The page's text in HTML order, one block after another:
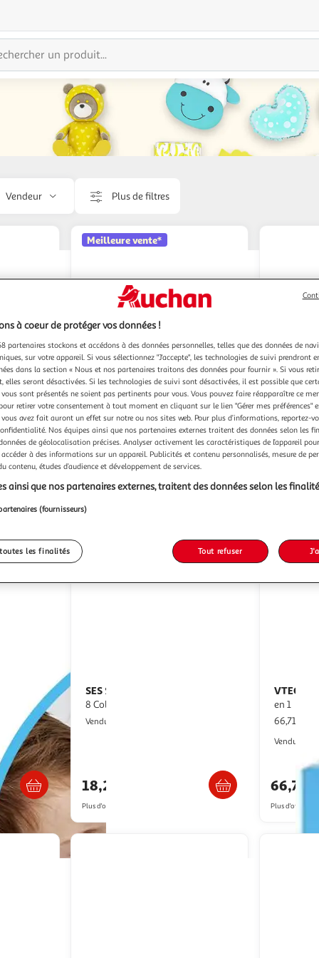
Vendeur Plus de filtres
magasin
Meilleure vente*
VTECHLéon Petit Poisson à
chansons
16,99€ / pce
Vendu parAuchan
Retrait 1h en magasin
16,99€
VTECHMaxi Coffret De bain Multi
activités
32,59€ /
Vendu par
32,59€
4/5 jours
SESSES Tiny Talents Bath Chalk -
8 Colors 13050
Vendu par
18,23€
Plus d'offres à partir de
VTECH
en 1
66,71€ /
Vendu par
66,71€
Plus d'offres à
à coeur de protéger vos données !
partenaires stockons et accédons à des données personnelles, telles que des données de
sur votre appareil. Si vous sélectionnez "J'accepte", les technologies de suivi prendront
dans la section « Nous et nos partenaires traitons des données pour fournir ». Si vous
elles seront désactivées. Si les technologies de suivi sont désactivées, il est possible que
sont présentés ne soient pas pertinents pour vous. Vous pouvez faire réapparaître ce
retirer votre consentement à tout moment en cliquant sur le lien "Gérer mes préférences"
vous avez fait auront un effet sur notre ou nos sites web. Pour plus d’informations, reportez-
Nos équipes ainsi que nos partenaires externes traitent des données selon les
de géolocalisation précises. Analyser activement les caractéristiques de l’appareil
à des informations sur un appareil. Publicités et contenu personnalisés, mesure de
contenu, études d’audience et développement de services.
ainsi que nos partenaires externes, traitent des données selon les
(fournisseurs)
les finalités Tout refuser